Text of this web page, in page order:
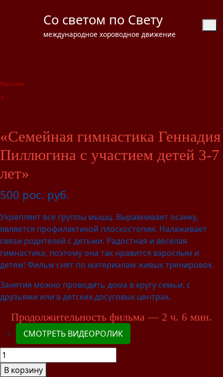
Со светом по Свету
международное хороводное движение
Магазин
>
«Семейная гимнастика Геннадия
Пиллюгина с участием детей 3-7
лет»
500 рос. руб.
Укрепляет все группы мышц. Выравнивает осанку,
является профилактикой плоскостопия. Налаживает
связи родителей с детьми. Радостная и весёлая
гимнастика, поэтому она так нравится взрослым и
детям! Фильм снят по материалам живых тренировок.
Занятия можно проводить дома в кругу семьи, с
друзьями или в детских досуговых центрах.
Продолжительность фильма — 2 ч. 6 мин.
СМОТРЕТЬ ВИДЕОРОЛИК
В корзину